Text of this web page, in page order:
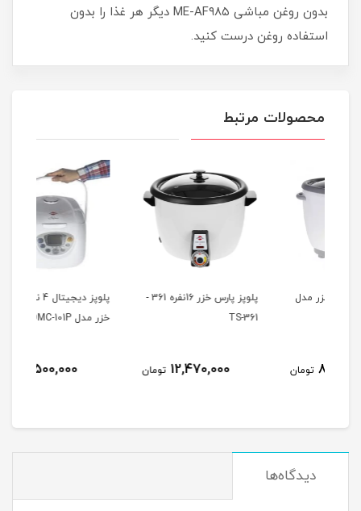
بدون روغن مباشی ME-AF۹۸۵ دیگر هر غذا را بدون
استفاده روغن درست کنید.
محصولات مرتبط
پلوپز پارس خزر 16نفره 361 -
12,470,000 تومان
پلوپز ديجيتال 4 نفره پارس
11,500,000 تومان
دیدگاه‌ها